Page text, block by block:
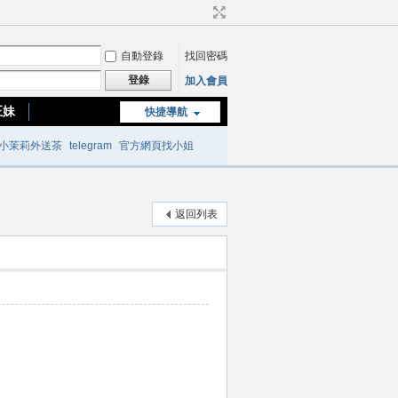
自動登錄
找回密碼
登錄
加入會員
快捷導航
妹
茉莉外送茶 telegram 官方網頁找小姐
返回列表